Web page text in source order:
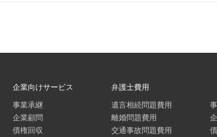
企業向けサービス
事業承継
企業顧問
債権回収
弁護士費用
遺言相続問題費用
離婚問題費用
交通事故問題費用